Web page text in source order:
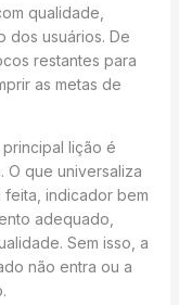
qualidade,
dos usuários. De
restantes para
as metas de
lição é
O que universaliza
indicador bem
adequado,
Sem isso, a
não entra ou a